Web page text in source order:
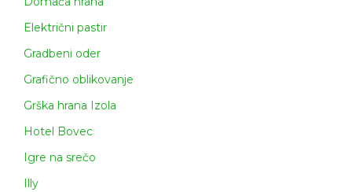
Električni pastir
Gradbeni oder
Grafično oblikovanje
Grška hrana Izola
Hotel Bovec
Igre na srečo
Illy